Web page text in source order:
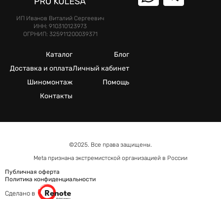
ИП Иванов Виталий Сергеевич
ИНН: 910310123973
ОГРНИП: 325911200039371
Каталог
Доставка и оплата
Шиномонтаж
Контакты
Блог
Личный кабинет
Помощь
©2025. Все права защищены.
Meta признана экстремистcкой организацией в России
Публичная оферта
Политика конфиденциальности
Сделано в